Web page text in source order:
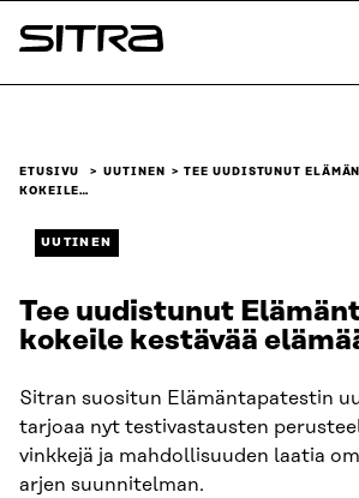
Siirry
suoraan
Sitra
ETUSIVU UUTINEN
TEE UUDISTUNUT
KOKEILE…
UUTINEN
Tee uudistunut
kokeile kestävää
Sitran suositun Elämäntapatestin
tarjoaa nyt testivastausten
vinkkejä ja mahdollisuuden laatia
arjen suunnitelman.